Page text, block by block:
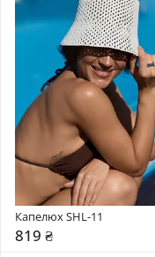
Капелюх SHL-11
819 ₴